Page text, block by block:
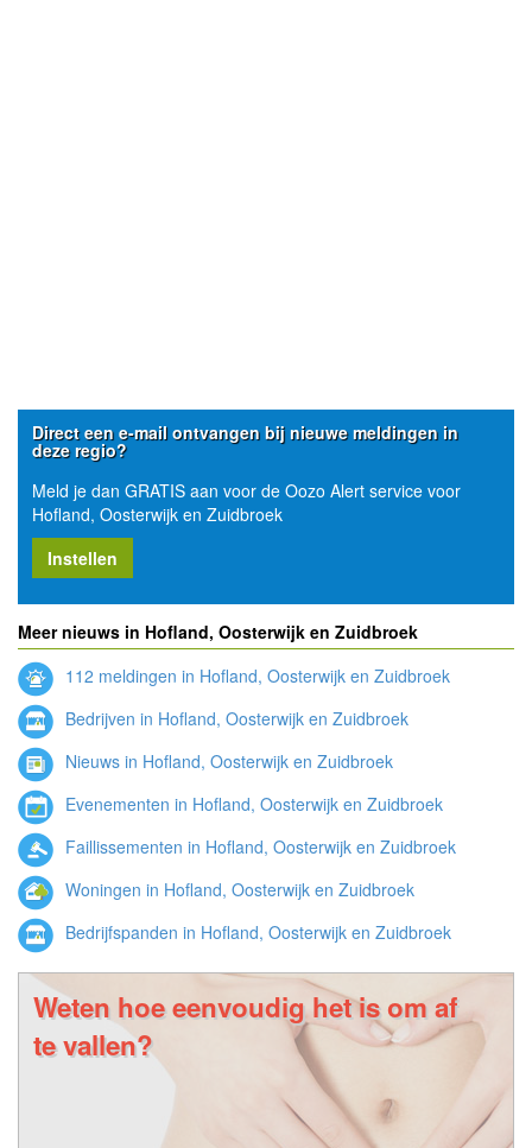
Direct een e-mail ontvangen bij nieuwe meldingen in
deze regio?
Meld je dan GRATIS aan voor de Oozo Alert service voor
Hofland, Oosterwijk en Zuidbroek
Instellen
Meer nieuws in Hofland, Oosterwijk en Zuidbroek
112 meldingen in Hofland, Oosterwijk en Zuidbroek
Bedrijven in Hofland, Oosterwijk en Zuidbroek
Nieuws in Hofland, Oosterwijk en Zuidbroek
Evenementen in Hofland, Oosterwijk en Zuidbroek
Faillissementen in Hofland, Oosterwijk en Zuidbroek
Woningen in Hofland, Oosterwijk en Zuidbroek
Bedrijfspanden in Hofland, Oosterwijk en Zuidbroek
Weten hoe eenvoudig het is om af
te vallen?